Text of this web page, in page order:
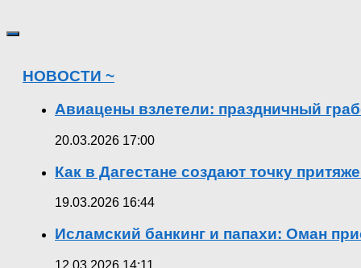
НОВОСТИ ~
Авиацены взлетели: праздничный
20.03.2026 17:00
Как в Дагестане создают точку
19.03.2026 16:44
Исламский банкинг и папахи: Оман
12.03.2026 14:11